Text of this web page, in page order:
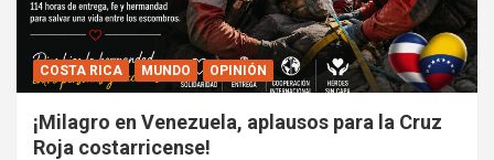
COSTA RICA MUNDO OPINIÓN
¡Milagro en Venezuela, aplausos para la Cruz
Roja costarricense!